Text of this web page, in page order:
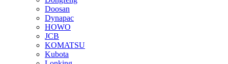
Doosan
Dynapac
HOWO
JCB
KOMATSU
Kubota